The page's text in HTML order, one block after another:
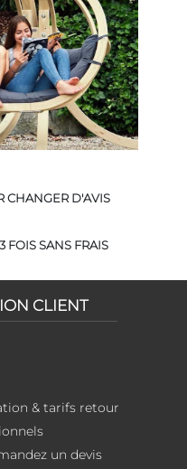
CHANGER D'AVIS
FOIS SANS FRAIS
CLIENT
& tarifs retour
un devis